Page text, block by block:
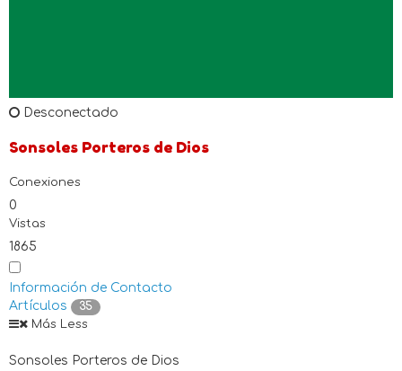
Desconectado
Sonsoles Porteros de Dios
Conexiones
0
Vistas
1865
Información de Contacto
Artículos
35
Más Less
Sonsoles Porteros de Dios